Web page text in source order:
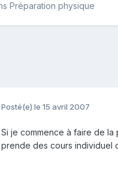
Préparation physique
Posté(e) le 15 avril 2007
Si je commence à faire de
prende des cours individuel